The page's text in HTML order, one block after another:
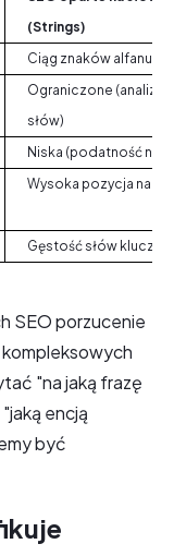
(Strings)
Ciąg znaków
Ograniczone (analiza
słów)
Niska (podatność na
Wysoka pozycja na
Gęstość słów
SEO porzucenie
"na jaką frazę
encją
być